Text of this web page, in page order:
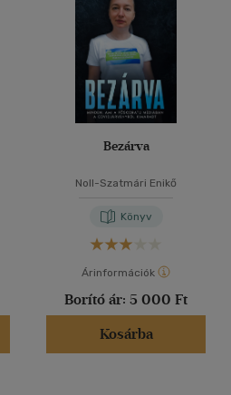
Bezárva
Noll-Szatmári Enikő
Könyv
Árinformációk
Borító ár: 5 000 Ft
Kosárba